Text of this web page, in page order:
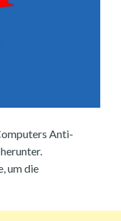
Anti-
um die